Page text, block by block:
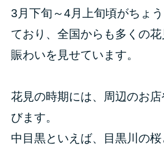
3月下旬～4月上旬頃がちょ
ており、全国からも多くの
賑わいを見せています。
花見の時期には、周辺のお
びます。
中目黒といえば、目黒川の